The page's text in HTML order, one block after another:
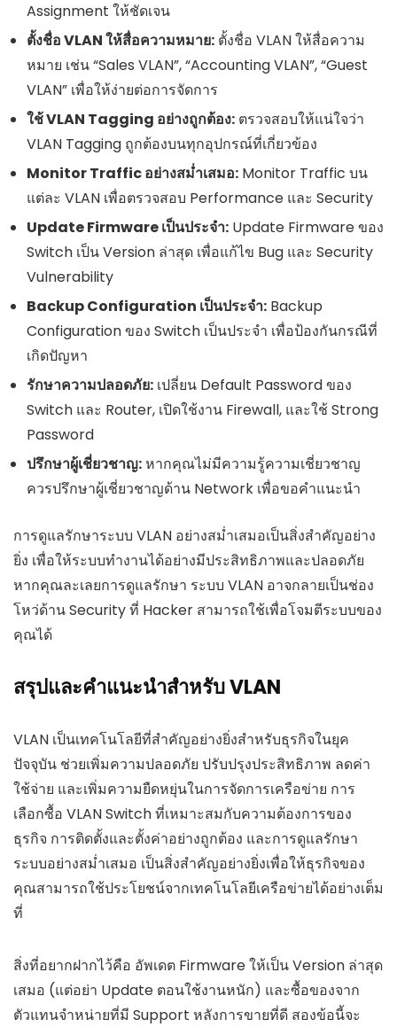
Assignment ให้ชัดเจน
ตั้งชื่อ VLAN ให้สื่อความหมาย: ตั้งชื่อ VLAN ให้สื่อความ
หมาย เช่น “Sales VLAN”, “Accounting VLAN”, “Guest
VLAN” เพื่อให้ง่ายต่อการจัดการ
ใช้ VLAN Tagging อย่างถูกต้อง: ตรวจสอบให้แน่ใจว่า
VLAN Tagging ถูกต้องบนทุกอุปกรณ์ที่เกี่ยวข้อง
Monitor Traffic อย่างสม่ำเสมอ: Monitor Traffic บน
แต่ละ VLAN เพื่อตรวจสอบ Performance และ Security
Update Firmware เป็นประจำ: Update Firmware ของ
Switch เป็น Version ล่าสุด เพื่อแก้ไข Bug และ Security
Vulnerability
Backup Configuration เป็นประจำ: Backup
Configuration ของ Switch เป็นประจำ เพื่อป้องกันกรณีที่
เกิดปัญหา
รักษาความปลอดภัย: เปลี่ยน Default Password ของ
Switch และ Router, เปิดใช้งาน Firewall, และใช้ Strong
Password
ปรึกษาผู้เชี่ยวชาญ:หากคุณไม่มีความรู้ความเชี่ยวชาญ
ควรปรึกษาผู้เชี่ยวชาญด้าน Network เพื่อขอคำแนะนำ
การดูแลรักษาระบบ VLAN อย่างสม่ำเสมอเป็นสิ่งสำคัญอย่าง
ยิ่ง เพื่อให้ระบบทำงานได้อย่างมีประสิทธิภาพและปลอดภัย
หากคุณละเลยการดูแลรักษา ระบบ VLAN อาจกลายเป็นช่อง
โหว่ด้าน Security ที่ Hacker สามารถใช้เพื่อโจมตีระบบของ
คุณได้
สรุปและคำแนะนำสำหรับ VLAN
VLAN เป็นเทคโนโลยีที่สำคัญอย่างยิ่งสำหรับธุรกิจในยุค
ปัจจุบัน ช่วยเพิ่มความปลอดภัย ปรับปรุงประสิทธิภาพ ลดค่า
ใช้จ่าย และเพิ่มความยืดหยุ่นในการจัดการเครือข่าย การ
เลือกซื้อ VLAN Switch ที่เหมาะสมกับความต้องการของ
ธุรกิจ การติดตั้งและตั้งค่าอย่างถูกต้อง และการดูแลรักษา
ระบบอย่างสม่ำเสมอ เป็นสิ่งสำคัญอย่างยิ่งเพื่อให้ธุรกิจของ
คุณสามารถใช้ประโยชน์จากเทคโนโลยีเครือข่ายได้อย่างเต็ม
ที่
สิ่งที่อยากฝากไว้คือ อัพเดต Firmware ให้เป็น Version ล่าสุด
เสมอ (แต่อย่า Update ตอนใช้งานหนัก) และซื้อของจาก
ตัวแทนจำหน่ายที่มี Support หลังการขายที่ดี สองข้อนี้จะ